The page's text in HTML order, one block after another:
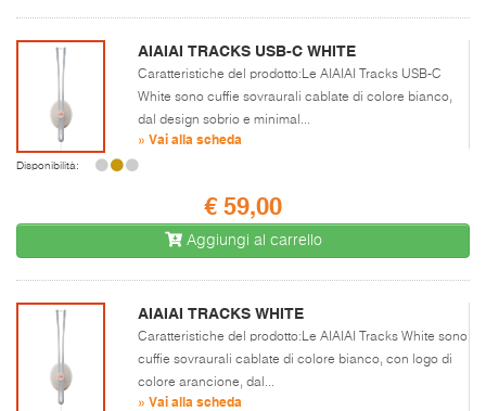
AIAIAI TRACKS USB-C WHITE
Caratteristiche del prodotto:Le AIAIAI Tracks USB-C
White sono cuffie sovraurali cablate di colore bianco,
dal design sobrio e minimal...
» Vai alla scheda
Disponibilità:
€ 59,00
Aggiungi al carrello
AIAIAI TRACKS WHITE
Caratteristiche del prodotto:Le AIAIAI Tracks White sono
cuffie sovraurali cablate di colore bianco, con logo di
colore arancione, dal...
» Vai alla scheda